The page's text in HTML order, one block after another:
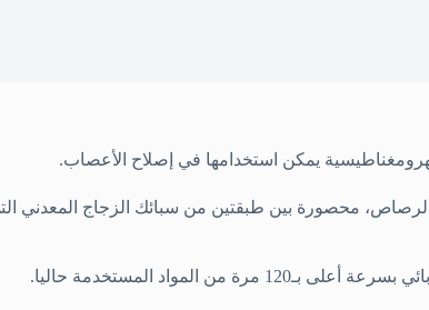
يمكن استخدامها في إصلاح الأعصاب.
محصورة بين طبقتين من سبائك الزجاج المعدني
المواد المستخدمة حاليا.